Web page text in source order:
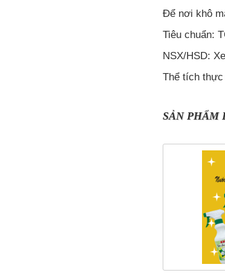
Để nơi khô
Tiêu chuẩn:
NSX/HSD:
Thể tích
SẢN PHẨM